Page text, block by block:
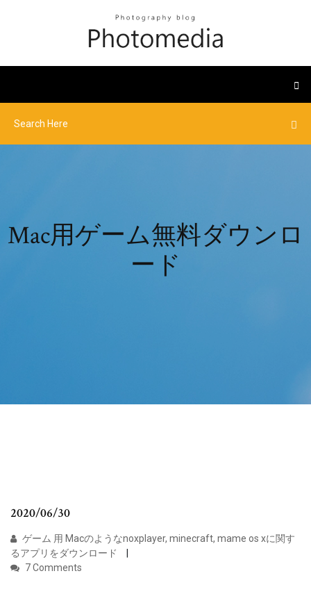
Mac用ゲーム無料ダウンロ
ード
2020/06/30
ゲーム 用 Macのようなnoxplayer, minecraft, mame os xに関す
るアプリをダウンロード
7 Comments